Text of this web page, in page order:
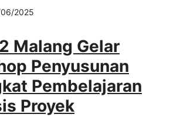
2025
Malang Gelar
Penyusunan
Pembelajaran
Proyek